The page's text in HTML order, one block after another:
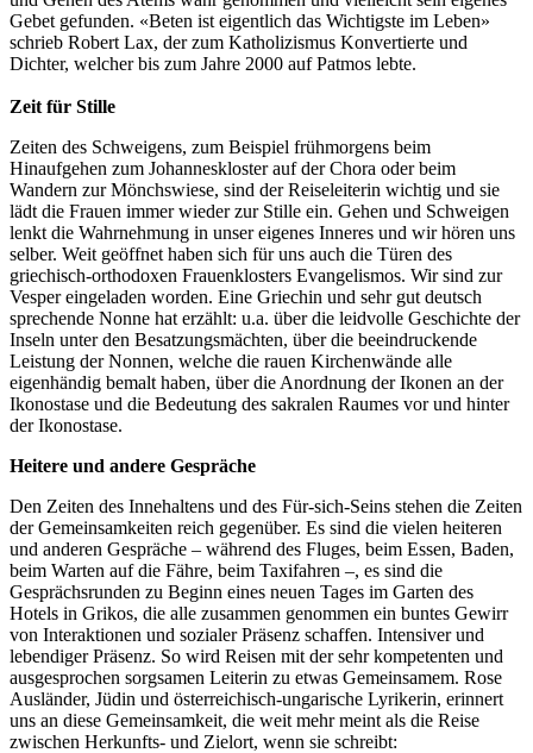
Gebet gefunden. «Beten ist eigentlich das Wichtigste im Leben»
schrieb Robert Lax, der zum Katholizismus Konvertierte und
Dichter, welcher bis zum Jahre 2000 auf Patmos lebte.
Zeit für Stille
Zeiten des Schweigens, zum Beispiel frühmorgens beim
Hinaufgehen zum Johanneskloster auf der Chora oder beim
Wandern zur Mönchswiese, sind der Reiseleiterin wichtig und sie
lädt die Frauen immer wieder zur Stille ein. Gehen und Schweigen
lenkt die Wahrnehmung in unser eigenes Inneres und wir hören uns
selber. Weit geöffnet haben sich für uns auch die Türen des
griechisch-orthodoxen Frauenklosters Evangelismos. Wir sind zur
Vesper eingeladen worden. Eine Griechin und sehr gut deutsch
sprechende Nonne hat erzählt: u.a. über die leidvolle Geschichte der
Inseln unter den Besatzungsmächten, über die beeindruckende
Leistung der Nonnen, welche die rauen Kirchenwände alle
eigenhändig bemalt haben, über die Anordnung der Ikonen an der
Ikonostase und die Bedeutung des sakralen Raumes vor und hinter
der Ikonostase.
Heitere und andere Gespräche
Den Zeiten des Innehaltens und des Für-sich-Seins stehen die Zeiten
der Gemeinsamkeiten reich gegenüber. Es sind die vielen heiteren
und anderen Gespräche – während des Fluges, beim Essen, Baden,
beim Warten auf die Fähre, beim Taxifahren –, es sind die
Gesprächsrunden zu Beginn eines neuen Tages im Garten des
Hotels in Grikos, die alle zusammen genommen ein buntes Gewirr
von Interaktionen und sozialer Präsenz schaffen. Intensiver und
lebendiger Präsenz. So wird Reisen mit der sehr kompetenten und
ausgesprochen sorgsamen Leiterin zu etwas Gemeinsamem. Rose
Ausländer, Jüdin und österreichisch-ungarische Lyrikerin, erinnert
uns an diese Gemeinsamkeit, die weit mehr meint als die Reise
zwischen Herkunfts- und Zielort, wenn sie schreibt: